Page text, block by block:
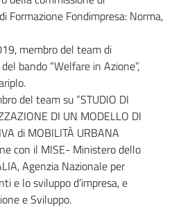
Formazione Fondimpresa: Norma,
membro del team di
bando “Welfare in Azione”,
del team su “STUDIO DI
DI UN MODELLO DI
di MOBILITÀ URBANA
con il MISE- Ministero dello
Agenzia Nazionale per
e lo sviluppo d’impresa, e
e Sviluppo.